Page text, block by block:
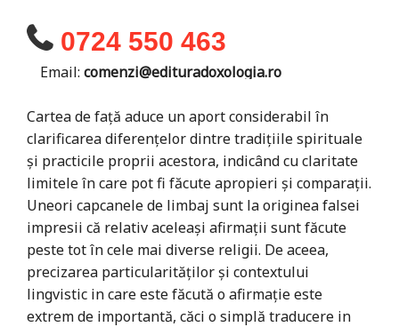
0724 550 463
Email: comenzi@edituradoxologia.ro
Cartea de faţă aduce un aport considerabil în
clarificarea diferenţelor dintre tradiţiile spirituale
şi practicile proprii acestora, indicând cu claritate
limitele în care pot fi făcute apropieri şi comparaţii.
Uneori capcanele de limbaj sunt la originea falsei
impresii că relativ aceleași afirmații sunt făcute
peste tot în cele mai diverse religii. De aceea,
precizarea particularităților și contextului
lingvistic in care este făcută o afirmație este
extrem de importantă, căci o simplă traducere in